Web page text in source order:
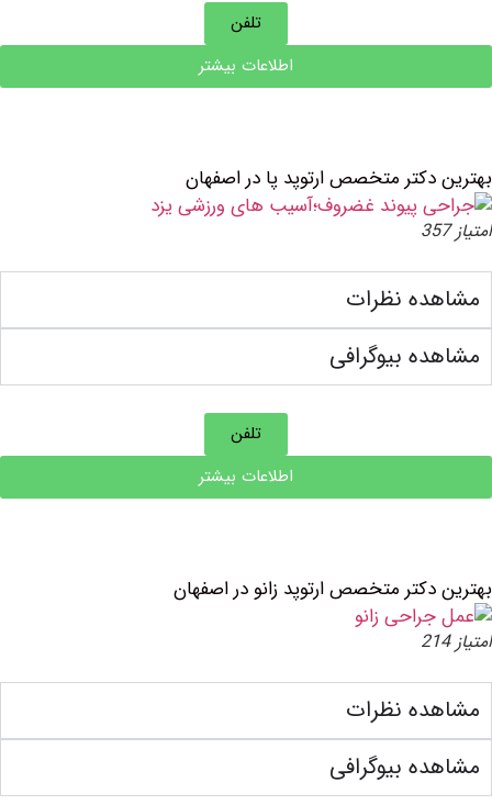
اطلاعات بیشتر
متخصص ارتوپد پا در اصفهان
نظرات
بیوگرافی
اطلاعات بیشتر
متخصص ارتوپد زانو در اصفهان
نظرات
بیوگرافی